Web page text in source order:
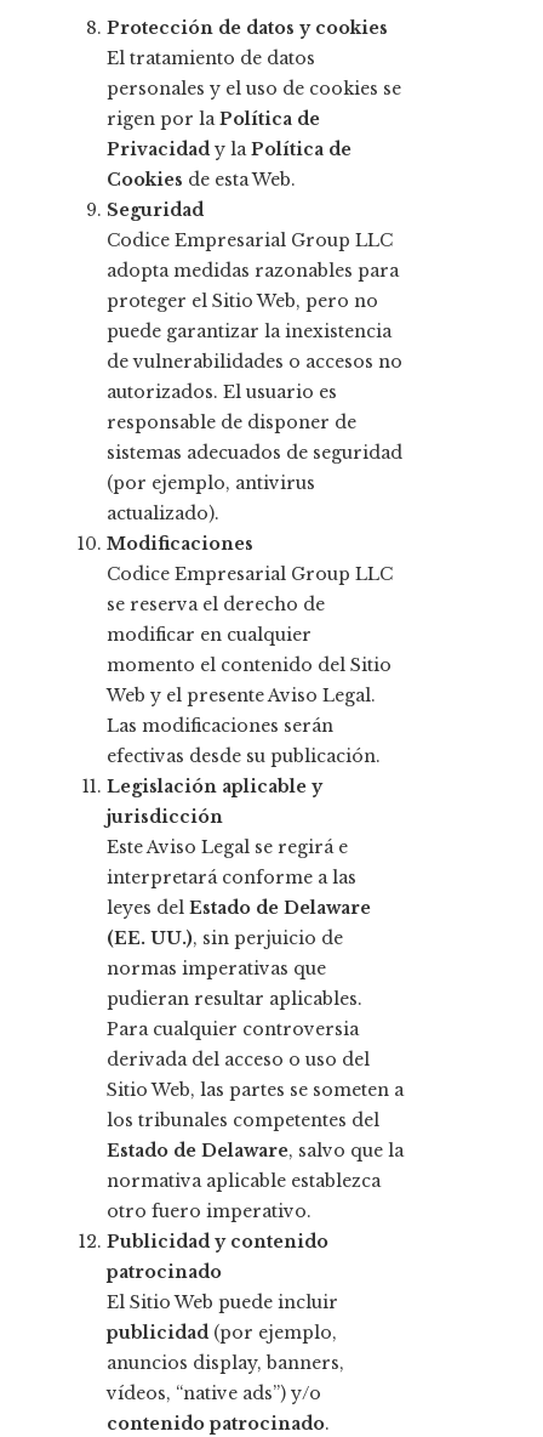
Protección de datos y cookies
El tratamiento de datos
personales y el uso de cookies se
rigen por laPolítica de
Privacidad y laPolítica de
Cookies de esta Web.
Seguridad
Codice Empresarial Group LLC
adopta medidas razonables para
proteger el Sitio Web, pero no
puede garantizar la inexistencia
de vulnerabilidades o accesos no
autorizados. El usuario es
responsable de disponer de
sistemas adecuados de seguridad
(por ejemplo, antivirus
actualizado).
Modificaciones
Codice Empresarial Group LLC
se reserva el derecho de
modificar en cualquier
momento el contenido del Sitio
Web y el presente Aviso Legal.
Las modificaciones serán
efectivas desde su publicación.
Legislación aplicable y
jurisdicción
Este Aviso Legal se regirá e
interpretará conforme a las
leyes del Estado de Delaware
(EE. UU.), sin perjuicio de
normas imperativas que
pudieran resultar aplicables.
Para cualquier controversia
derivada del acceso o uso del
Sitio Web, las partes se someten a
los tribunales competentes del
Estado de Delaware, salvo que la
normativa aplicable establezca
otro fuero imperativo.
Publicidad y contenido
patrocinado
El Sitio Web puede incluir
publicidad (por ejemplo,
anuncios display, banners,
vídeos, “native ads”) y/o
contenido patrocinado.